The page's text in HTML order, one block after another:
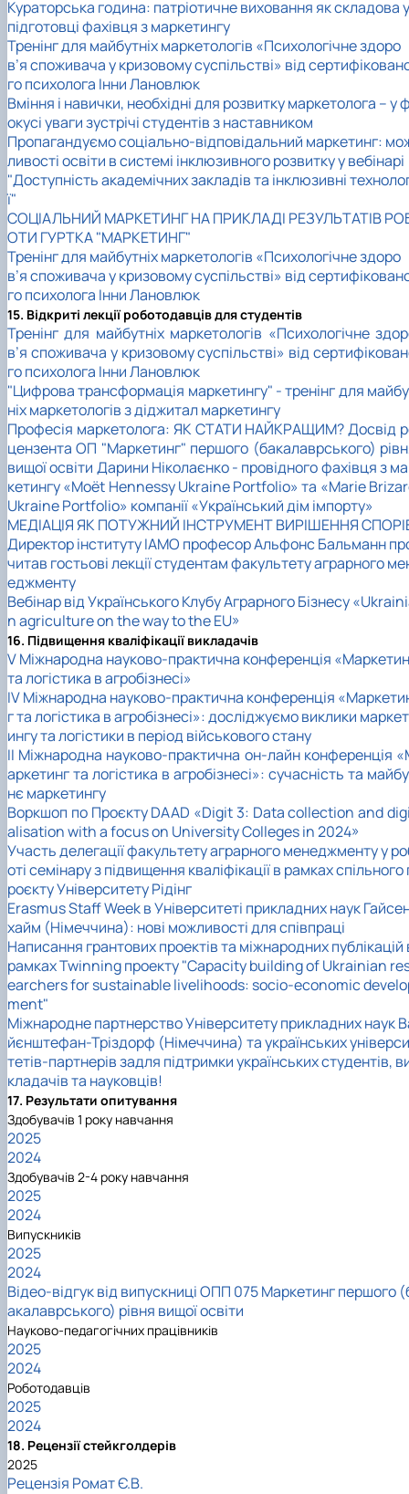
Кураторська година: патріотичне виховання як складова у
підготовці фахівця з маркетингу
Тренінг для майбутніх маркетологів «Психологічне здоро
в’я споживача у кризовому суспільстві» від
го психолога Інни Лановлюк
Вміння і навички, необхідні для розвитку маркетолога – у
окусі уваги зустрічі студентів з наставником
Пропагандуємо соціально-відповідальний маркетинг:
ливості освіти в системі інклюзивного розвитку у вебінарі
"Доступність академічних закладів та інклюзивні
ї"
СОЦІАЛЬНИЙ МАРКЕТИНГ НА ПРИКЛАДІ РЕЗУЛЬТАТІВ
ОТИ ГУРТКА "МАРКЕТИНГ"
Тренінг для майбутніх маркетологів «Психологічне здоро
в’я споживача у кризовому суспільстві» від
го психолога Інни Лановлюк
15. Відкриті лекції роботодавців для студентів
Тренінг для майбутніх маркетологів «Психологічне
в’я споживача у кризовому суспільстві» від
го психолога Інни Лановлюк
"Цифрова трансформація маркетингу" - тренінг для
ніх маркетологів з діджитал маркетингу
Професія маркетолога: ЯК СТАТИ НАЙКРАЩИМ? Досвід
цензента ОП "Маркетинг" першого (бакалаврського)
вищої освіти Дарини Ніколаєнко - провідного фахівця з
кетингу «Moët Hennessy Ukraine Portfolio» та «Marie
Ukraine Portfolio» компанії «Український дім імпорту»
МЕДІАЦІЯ ЯК ПОТУЖНИЙ ІНСТРУМЕНТ ВИРІШЕННЯ
Директор інституту ІАМО професор Альфонс Бальманн
читав гостьові лекції студентам факультету аграрного
еджменту
Вебінар від Українського Клубу Аграрного Бізнесу
n agriculture on the way to the EU»
16. Підвищення кваліфікації викладачів
V Міжнародна науково-практична конференція
та логістика в агробізнесі»
IV Міжнародна науково-практична конференція
г та логістика в агробізнесі»: досліджуємо виклики маркет
ингу та логістики в період військового стану
II Міжнародна науково-практична он-лайн конференція
аркетинг та логістика в агробізнесі»: сучасність та
нє маркетингу
Воркшоп по Проєкту DAAD «Digit 3: Data collection and
alisation with a focus on University Colleges in 2024»
Участь делегації факультету аграрного менеджменту у
оті семінару з підвищення кваліфікації в рамках спільного
роєкту Університету Рідінг
Erasmus Staff Week в Університеті прикладних наук
хайм (Німеччина): нові можливості для співпраці
Написання грантових проектів та міжнародних публікацій
рамках Twinning проекту "Capacity building of Ukrainian
earchers for sustainable livelihoods: socio-economic
ment"
Міжнародне партнерство Університету прикладних наук
йєнштефан-Тріздорф (Німеччина) та українських універси
тетів-партнерів задля підтримки українських студентів,
кладачів та науковців!
17. Результати опитування
Здобувачів 1 року навчання
2025
2024
Здобувачів 2-4 року навчання
2025
2024
Випускників
2025
2024
Відео-відгук від випускниці ОПП 075 Маркетинг першого
акалаврського) рівня вищої освіти
Науково-педагогічних працівників
2025
2024
Роботодавців
2025
2024
18. Рецензії стейкголдерів
2025
Рецензія Ромат Є.В.